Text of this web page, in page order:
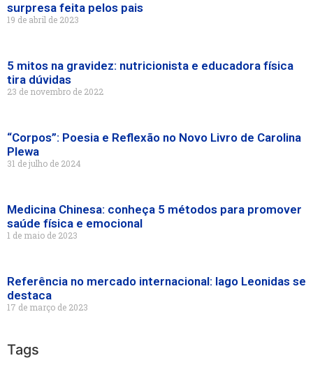
surpresa feita pelos pais
19 de abril de 2023
5 mitos na gravidez: nutricionista e educadora física
tira dúvidas
23 de novembro de 2022
“Corpos”: Poesia e Reflexão no Novo Livro de Carolina
Plewa
31 de julho de 2024
Medicina Chinesa: conheça 5 métodos para promover
saúde física e emocional
1 de maio de 2023
Referência no mercado internacional: Iago Leonidas se
destaca
17 de março de 2023
Tags